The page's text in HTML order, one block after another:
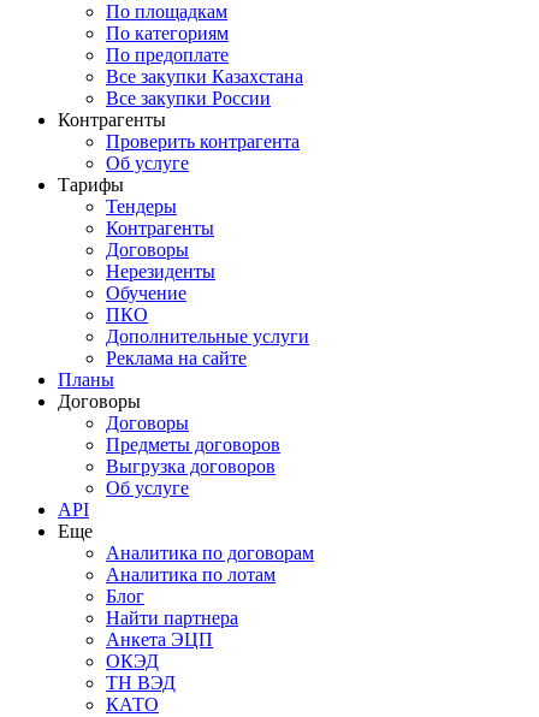
По площадкам
По категориям
По предоплате
Все закупки Казахстана
Все закупки России
Контрагенты
Проверить контрагента
Об услуге
Тарифы
Тендеры
Контрагенты
Договоры
Нерезиденты
Обучение
ПКО
Дополнительные услуги
Реклама на сайте
Планы
Договоры
Договоры
Предметы договоров
Выгрузка договоров
Об услуге
API
Еще
Аналитика по договорам
Аналитика по лотам
Блог
Найти партнера
Анкета ЭЦП
ОКЭД
ТН ВЭД
КАТО